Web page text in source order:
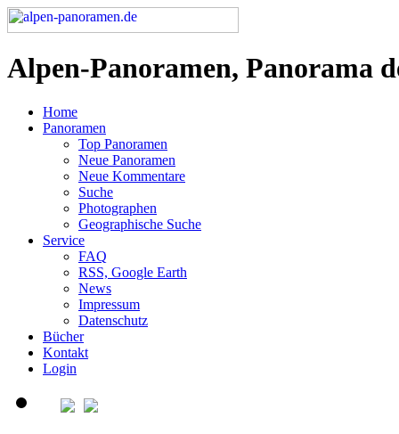
Alpen-Panoramen, Panorama
Home
Panoramen
Top Panoramen
Neue Panoramen
Neue Kommentare
Suche
Photographen
Geographische Suche
Service
FAQ
RSS, Google Earth
News
Impressum
Datenschutz
Bücher
Kontakt
Login